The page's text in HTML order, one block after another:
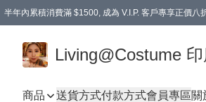
半年內累積消費滿 $1500, 成為 V.I.P. 客戶專享正價八
Living@Costume
商品 送貨方式付款方式會員專區關